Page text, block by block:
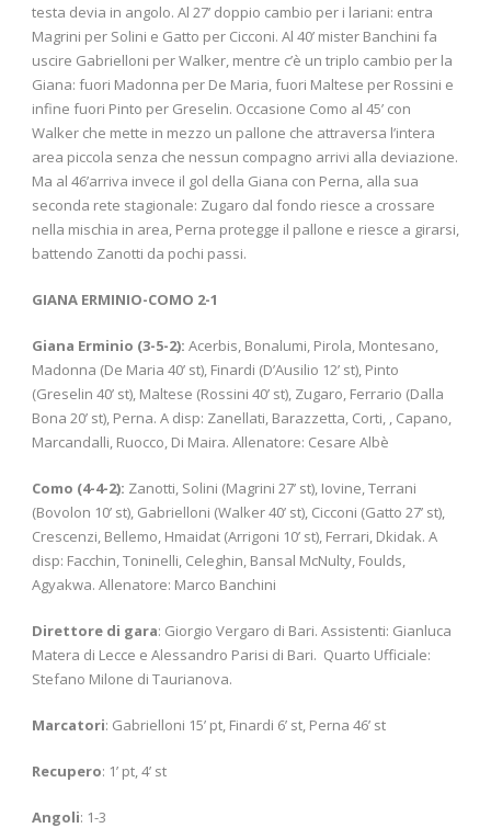
testa devia in angolo. Al 27’ doppio cambio per i lariani: entra
Magrini per Solini e Gatto per Cicconi. Al 40’ mister Banchini fa
uscire Gabrielloni per Walker, mentre c’è un triplo cambio per la
Giana: fuori Madonna per De Maria, fuori Maltese per Rossini e
infine fuori Pinto per Greselin. Occasione Como al 45’ con
Walker che mette in mezzo un pallone che attraversa l’intera
area piccola senza che nessun compagno arrivi alla deviazione.
Ma al 46’arriva invece il gol della Giana con Perna, alla sua
seconda rete stagionale: Zugaro dal fondo riesce a crossare
nella mischia in area, Perna protegge il pallone e riesce a girarsi,
battendo Zanotti da pochi passi.
GIANA ERMINIO-COMO 2-1
Giana Erminio (3-5-2): Acerbis, Bonalumi, Pirola, Montesano,
Madonna (De Maria 40’ st), Finardi (D’Ausilio 12’ st), Pinto
(Greselin 40’ st), Maltese (Rossini 40’ st), Zugaro, Ferrario (Dalla
Bona 20’ st), Perna. A disp: Zanellati, Barazzetta, Corti, , Capano,
Marcandalli, Ruocco, Di Maira. Allenatore: Cesare Albè
Como (4-4-2): Zanotti, Solini (Magrini 27’ st), Iovine, Terrani
(Bovolon 10’ st), Gabrielloni (Walker 40’ st), Cicconi (Gatto 27’ st),
Crescenzi, Bellemo, Hmaidat (Arrigoni 10’ st), Ferrari, Dkidak. A
disp: Facchin, Toninelli, Celeghin, Bansal McNulty, Foulds,
Agyakwa. Allenatore: Marco Banchini
Direttore di gara: Giorgio Vergaro di Bari. Assistenti: Gianluca
Matera di Lecce e Alessandro Parisi di Bari. Quarto Ufficiale:
Stefano Milone di Taurianova.
Marcatori: Gabrielloni 15’ pt, Finardi 6’ st, Perna 46’ st
Recupero: 1’ pt, 4’ st
Angoli: 1-3